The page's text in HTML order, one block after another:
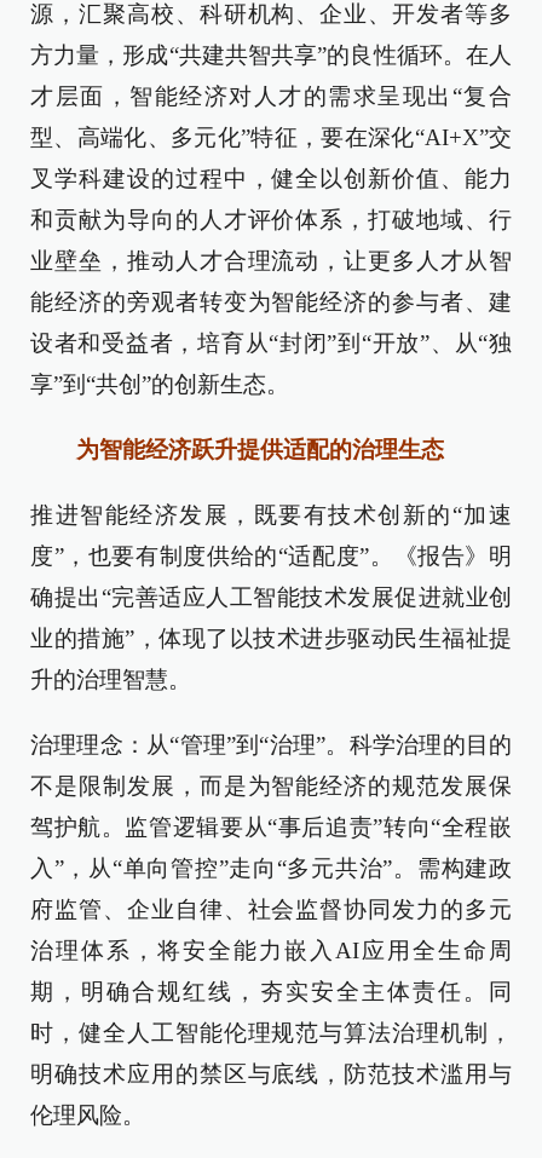
源，汇聚高校、科研机构、企业、开发者等多
方力量，形成“共建共智共享”的良性循环。在人
才层面，智能经济对人才的需求呈现出“复合
型、高端化、多元化”特征，要在深化“AI+X”交
叉学科建设的过程中，健全以创新价值、能力
和贡献为导向的人才评价体系，打破地域、行
业壁垒，推动人才合理流动，让更多人才从智
能经济的旁观者转变为智能经济的参与者、建
设者和受益者，培育从“封闭”到“开放”、从“独
享”到“共创”的创新生态。
为智能经济跃升提供适配的治理生态
推进智能经济发展，既要有技术创新的“加速
度”，也要有制度供给的“适配度”。《报告》明
确提出“完善适应人工智能技术发展促进就业创
业的措施”，体现了以技术进步驱动民生福祉提
升的治理智慧。
治理理念：从“管理”到“治理”。科学治理的目的
不是限制发展，而是为智能经济的规范发展保
驾护航。监管逻辑要从“事后追责”转向“全程嵌
入”，从“单向管控”走向“多元共治”。需构建政
府监管、企业自律、社会监督协同发力的多元
治理体系，将安全能力嵌入AI应用全生命周
期，明确合规红线，夯实安全主体责任。同
时，健全人工智能伦理规范与算法治理机制，
明确技术应用的禁区与底线，防范技术滥用与
伦理风险。